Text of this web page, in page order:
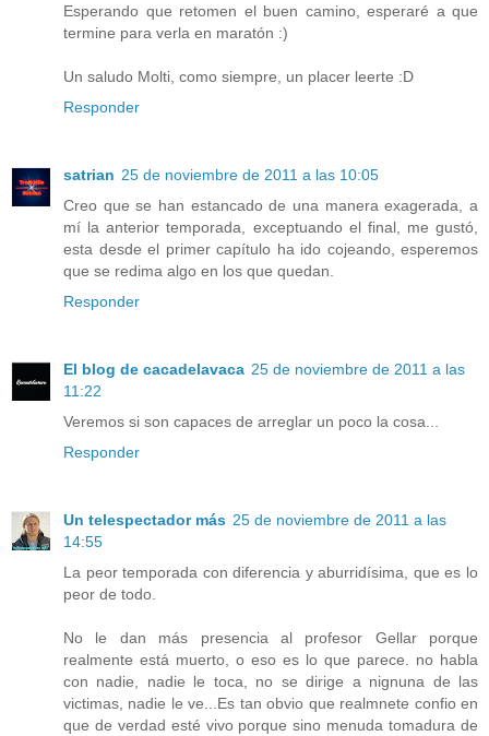
Esperando que retomen el buen camino, esperaré a que
termine para verla en maratón :)
Un saludo Molti, como siempre, un placer leerte :D
Responder
satrian 25 de noviembre de 2011 a las 10:05
Creo que se han estancado de una manera exagerada, a
mí la anterior temporada, exceptuando el final, me gustó,
esta desde el primer capítulo ha ido cojeando, esperemos
que se redima algo en los que quedan.
Responder
El blog de cacadelavaca 25 de noviembre de 2011 a las
11:22
Veremos si son capaces de arreglar un poco la cosa...
Responder
Un telespectador más 25 de noviembre de 2011 a las
14:55
La peor temporada con diferencia y aburridísima, que es lo
peor de todo.
No le dan más presencia al profesor Gellar porque
realmente está muerto, o eso es lo que parece. no habla
con nadie, nadie le toca, no se dirige a nignuna de las
victimas, nadie le ve...Es tan obvio que realmnete confio en
que de verdad esté vivo porque sino menuda tomadura de